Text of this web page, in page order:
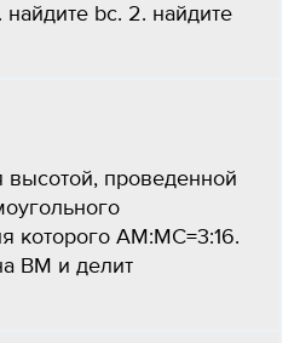
найдите bc. 2. найдите
высотой, проведенной
которого АМ:МС=3:16.
ВМ и делит